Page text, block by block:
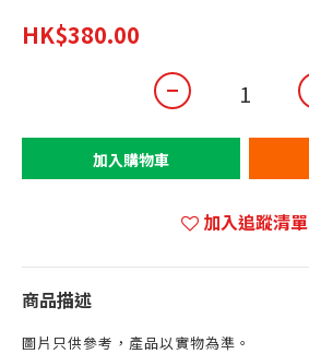
HK$380.00
加入購物車
加入追蹤清單
商品描述
圖片只供參考，產品以實物為準。